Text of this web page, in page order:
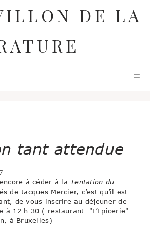
DE LA
tant attendue
à céder à la Tentation du
de Jacques Mercier, c’est qu’il est
de vous inscrire au déjeuner de
à 12 h 30 ( restaurant "L’Epicerie"
à Bruxelles)